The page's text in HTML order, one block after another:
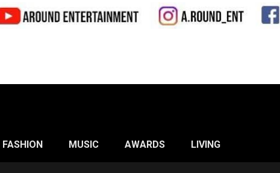
FASHION MUSIC AWARDS LIVING